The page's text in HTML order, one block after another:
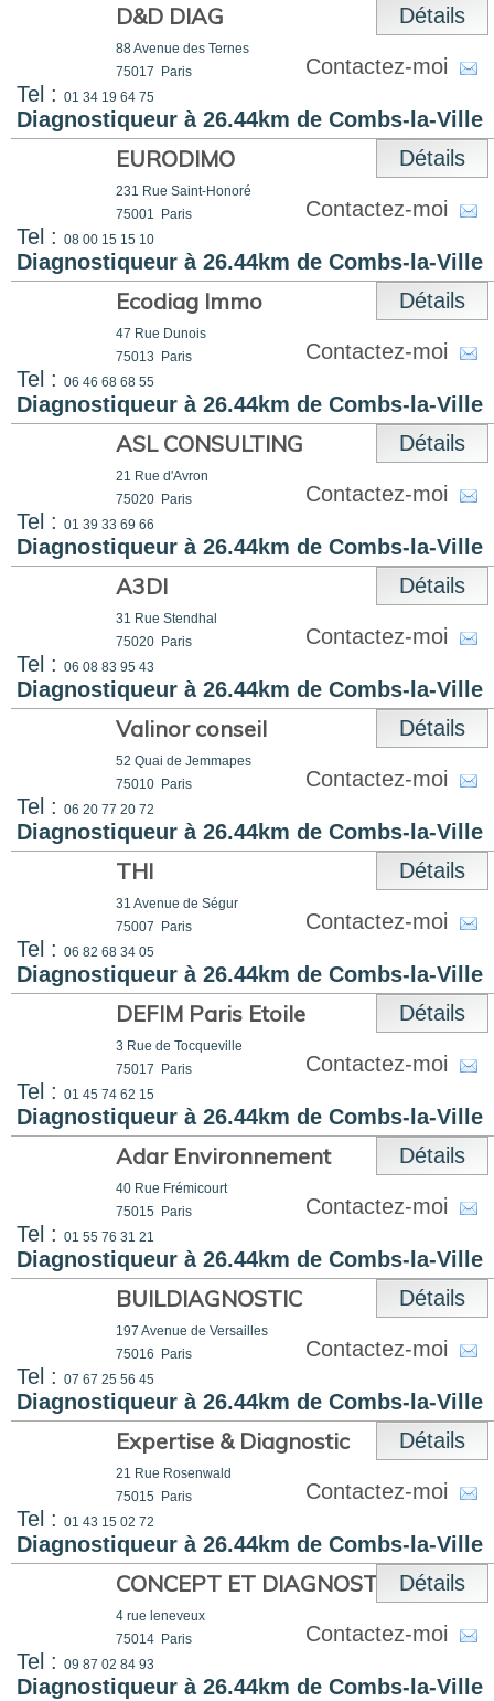
D&D DIAG
88 Avenue des Ternes
75017
Paris
Tel : 01 34 19 64 75
Diagnostiqueur à 26.44km de Combs-la-Ville
Détails
Contactez-moi
EURODIMO
231 Rue Saint-Honoré
75001
Paris
Tel : 08 00 15 15 10
Diagnostiqueur à 26.44km de Combs-la-Ville
Détails
Contactez-moi
Ecodiag Immo
47 Rue Dunois
75013
Paris
Tel : 06 46 68 68 55
Diagnostiqueur à 26.44km de Combs-la-Ville
Détails
Contactez-moi
ASL CONSULTING
21 Rue d'Avron
75020 Paris
Tel : 01 39 33 69 66
Diagnostiqueur à 26.44km de Combs-la-Ville
Détails
Contactez-moi
A3DI
31 Rue Stendhal
75020 Paris
Tel : 06 08 83 95 43
Diagnostiqueur à 26.44km de Combs-la-Ville
Détails
Contactez-moi
Valinor conseil
52 Quai de Jemmapes
75010 Paris
Tel : 06 20 77 20 72
Diagnostiqueur à 26.44km de Combs-la-Ville
Détails
Contactez-moi
THI
31 Avenue de Ségur
75007
Paris
Tel : 06 82 68 34 05
Diagnostiqueur à 26.44km de Combs-la-Ville
Détails
Contactez-moi
DEFIM Paris Etoile
3 Rue de Tocqueville
75017
Paris
Tel : 01 45 74 62 15
Diagnostiqueur à 26.44km de Combs-la-Ville
Détails
Contactez-moi
Adar Environnement
40 Rue Frémicourt
75015
Paris
Tel : 01 55 76 31 21
Diagnostiqueur à 26.44km de Combs-la-Ville
Détails
Contactez-moi
BUILDIAGNOSTIC
197 Avenue de Versailles
75016
Paris
Tel : 07 67 25 56 45
Diagnostiqueur à 26.44km de Combs-la-Ville
Détails
Contactez-moi
Expertise & Diagnostic
21 Rue Rosenwald
75015
Paris
Tel : 01 43 15 02 72
Diagnostiqueur à 26.44km de Combs-la-Ville
Détails
Contactez-moi
CONCEPT ET DIAGNOSTICS
4 rue leneveux
75014 Paris
Tel : 09 87 02 84 93
Diagnostiqueur à 26.44km de Combs-la-Ville
Détails
Contactez-moi